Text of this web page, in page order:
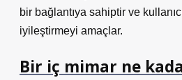
bir bağlantıya sahiptir ve
iyileştirmeyi amaçlar.
Bir iç mimar ne